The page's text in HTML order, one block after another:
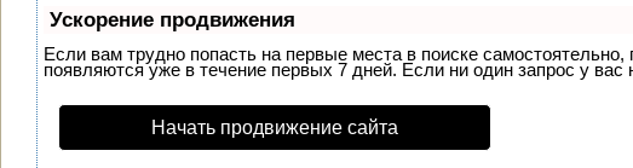
Ускорение продвижения
Если вам трудно попасть на первые места в поиске самостоятельно,
появляются уже в течение первых 7 дней. Если ни один запрос у вас
Начать продвижение сайта